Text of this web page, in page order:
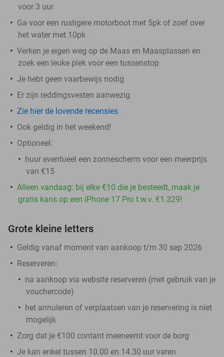
voor 3 uur
Ga voor een rustigere motorboot met 5pk of zoef over
het water met 10pk
Verken je eigen weg op de Maas en Maasplassen en
zoek een leuke plek voor een tussenstop
Je hebt geen vaarbewijs nodig
Er zijn reddingsvesten aanwezig
Zie hier de lovende recensies
Ook geldig in het weekend!
Optioneel:
huur eventueel een zonnescherm voor een meerprijs
van €15
Alleen vandaag: bij elke €10 die je besteedt, maak je
gratis kans op een iPhone 17 Pro t.w.v. €1.329!
Grote kleine letters
Geldig vanaf moment van aankoop t/m 30 sep 2026
Reserveren:
na aankoop via website reserveren (met gebruik van je
vouchercode)
het annuleren of verplaatsen van je reservering is niet
mogelijk
Zorg dat je €100 contant meeneemt voor de borg
Je kan enkel tussen 10.00 en 14.30 uur varen